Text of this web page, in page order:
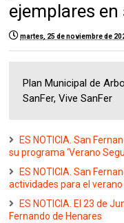
ejemplares
martes, 25 de noviembre de
Plan Municipal de
SanFer, Vive SanFer
ES NOTICIA. San
su programa ‘Verano
ES NOTICIA. San
actividades para el
ES NOTICIA. El 23 de
Fernando de Henares